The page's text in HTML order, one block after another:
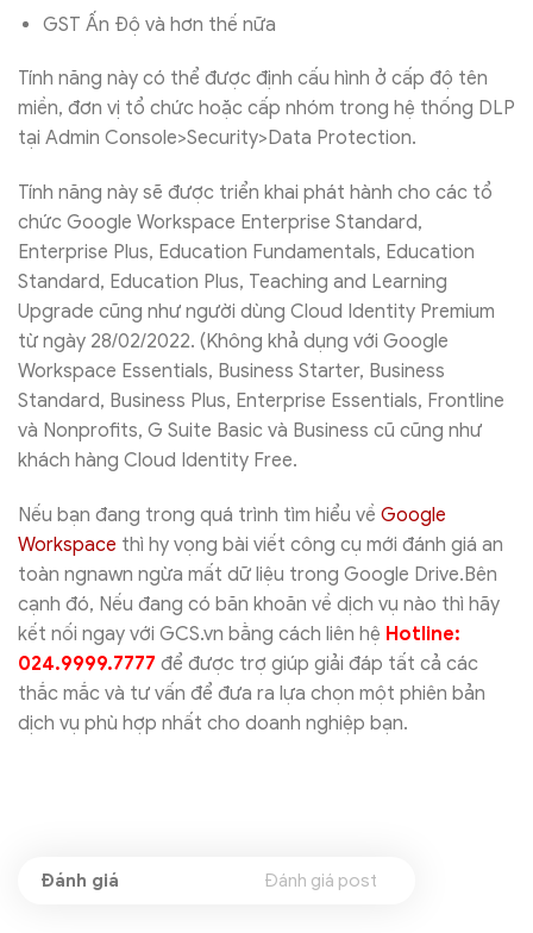
GST Ấn Độ và hơn thế nữa
Tính năng này có thể được định cấu hình ở cấp độ tên
miền, đơn vị tổ chức hoặc cấp nhóm trong hệ thống DLP
tại Admin Console>Security>Data Protection.
Tính năng này sẽ được triển khai phát hành cho các tổ
chức Google Workspace Enterprise Standard,
Enterprise Plus, Education Fundamentals, Education
Standard, Education Plus, Teaching and Learning
Upgrade cũng như người dùng Cloud Identity Premium
từ ngày 28/02/2022. (Không khả dụng với Google
Workspace Essentials, Business Starter, Business
Standard, Business Plus, Enterprise Essentials, Frontline
và Nonprofits, G Suite Basic và Business cũ cũng như
khách hàng Cloud Identity Free.
Nếu bạn đang trong quá trình tìm hiểu về Google
Workspace thì hy vọng bài viết công cụ mới đánh giá an
toàn ngnawn ngừa mất dữ liệu trong Google Drive.Bên
cạnh đó, Nếu đang có băn khoăn về dịch vụ nào thì hãy
kết nối ngay với GCS.vn bằng cách liên hệ Hotline:
024.9999.7777 để được trợ giúp giải đáp tất cả các
thắc mắc và tư vấn để đưa ra lựa chọn một phiên bản
dịch vụ phù hợp nhất cho doanh nghiệp bạn.
Đánh giá post